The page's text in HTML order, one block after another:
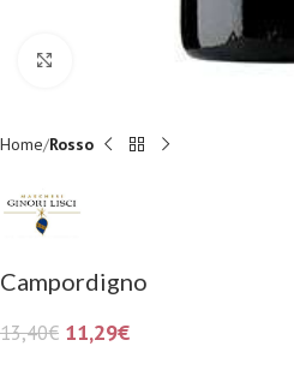
Fai clic per ingrandire
Home Rosso
Campordigno
13,40€ 11,29€